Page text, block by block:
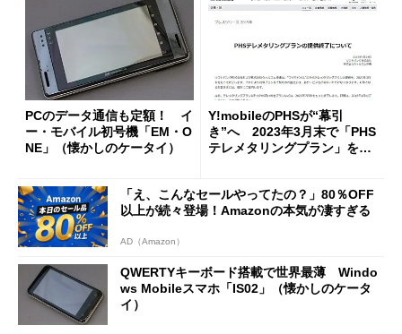
PCのデータ通信も定額！ イ
ー・モバイル初号機「EM・O
NE」（懐かしのケータイ）
Y!mobileのPHSが“幕引
き”へ 2023年3月末で「PHS
テレメタリングプラン」を終
「え、こんなセールやってたの？」80％OFF
以上が続々登場！Amazonの本気が凄すぎる
AD（Amazon）
QWERTYキーボード搭載で世界最薄 Windo
ws Mobileスマホ「IS02」（懐かしのケータ
イ）